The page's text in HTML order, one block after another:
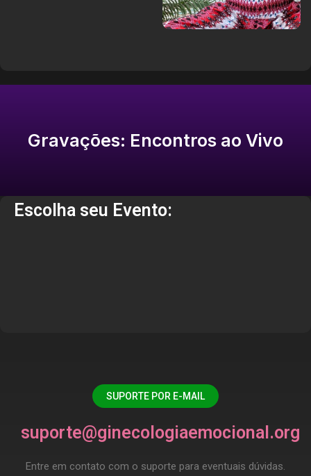
Gravações: Encontros ao Vivo
Escolha seu Evento:
SUPORTE POR E-MAIL
suporte@ginecologiaemocional.org
Entre em contato com o suporte para eventuais dúvidas.